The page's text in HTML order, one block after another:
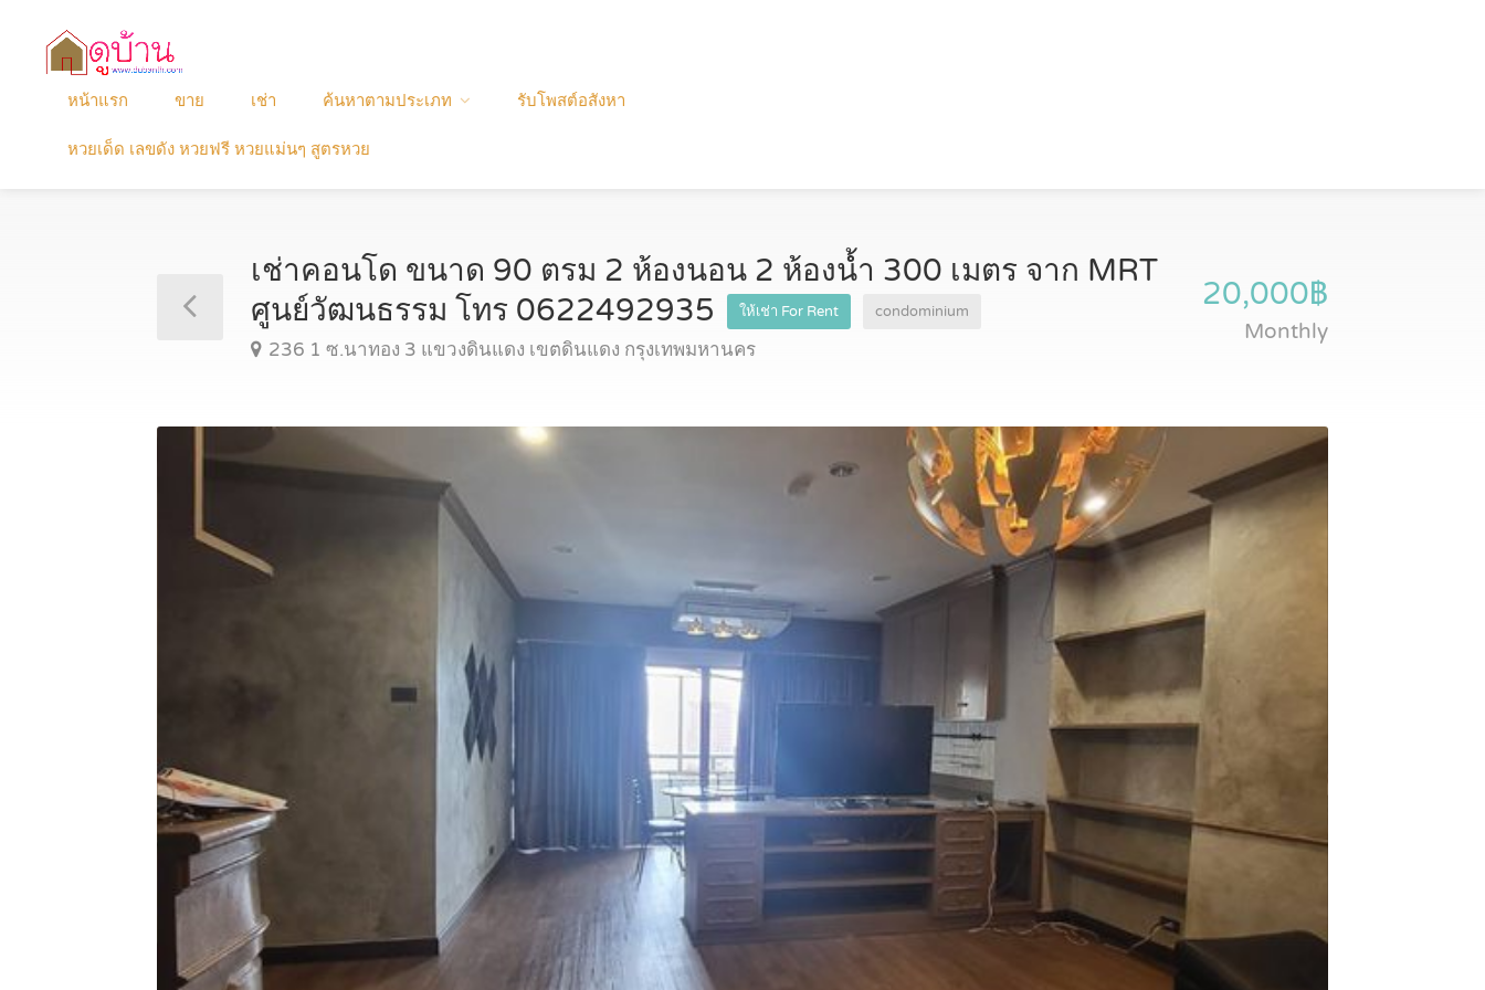
หน้าแรก ขาย เช่า ค้นหาตามประเภท รับโพสต์อสังหา
หวยเด็ด เลขดัง หวยฟรี หวยแม่นๆ สูตรหวย
เช่าคอนโด ขนาด 90 ตรม 2 ห้องนอน 2 ห้องน้ำ 300 เมตร จาก MRT
ศูนย์วัฒนธรรม โทร 0622492935
ให้เช่า For Rent condominium
236 1 ซ.นาทอง 3 แขวงดินแดง เขตดินแดง กรุงเทพมหานคร
20,000฿
Monthly